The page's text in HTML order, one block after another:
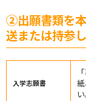
②出願書類を
送または持参
入学志願書
い